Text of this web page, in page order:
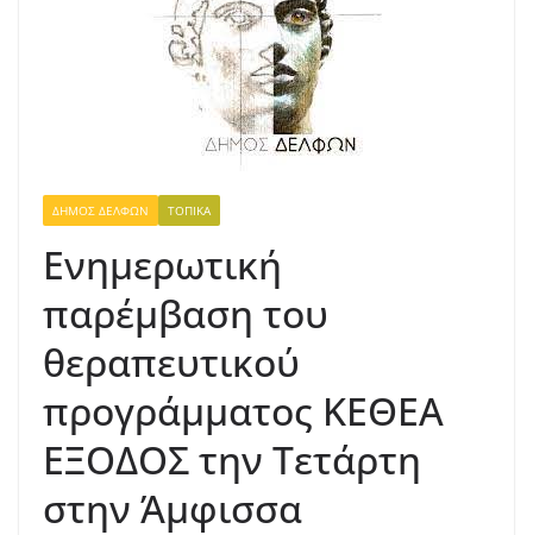
ΔΉΜΟΣ ΔΕΛΦΏΝ ΤΟΠΙΚΆ
Ενημερωτική
παρέμβαση του
θεραπευτικού
προγράμματος ΚΕΘΕΑ
ΕΞΟΔΟΣ την Τετάρτη
στην Άμφισσα